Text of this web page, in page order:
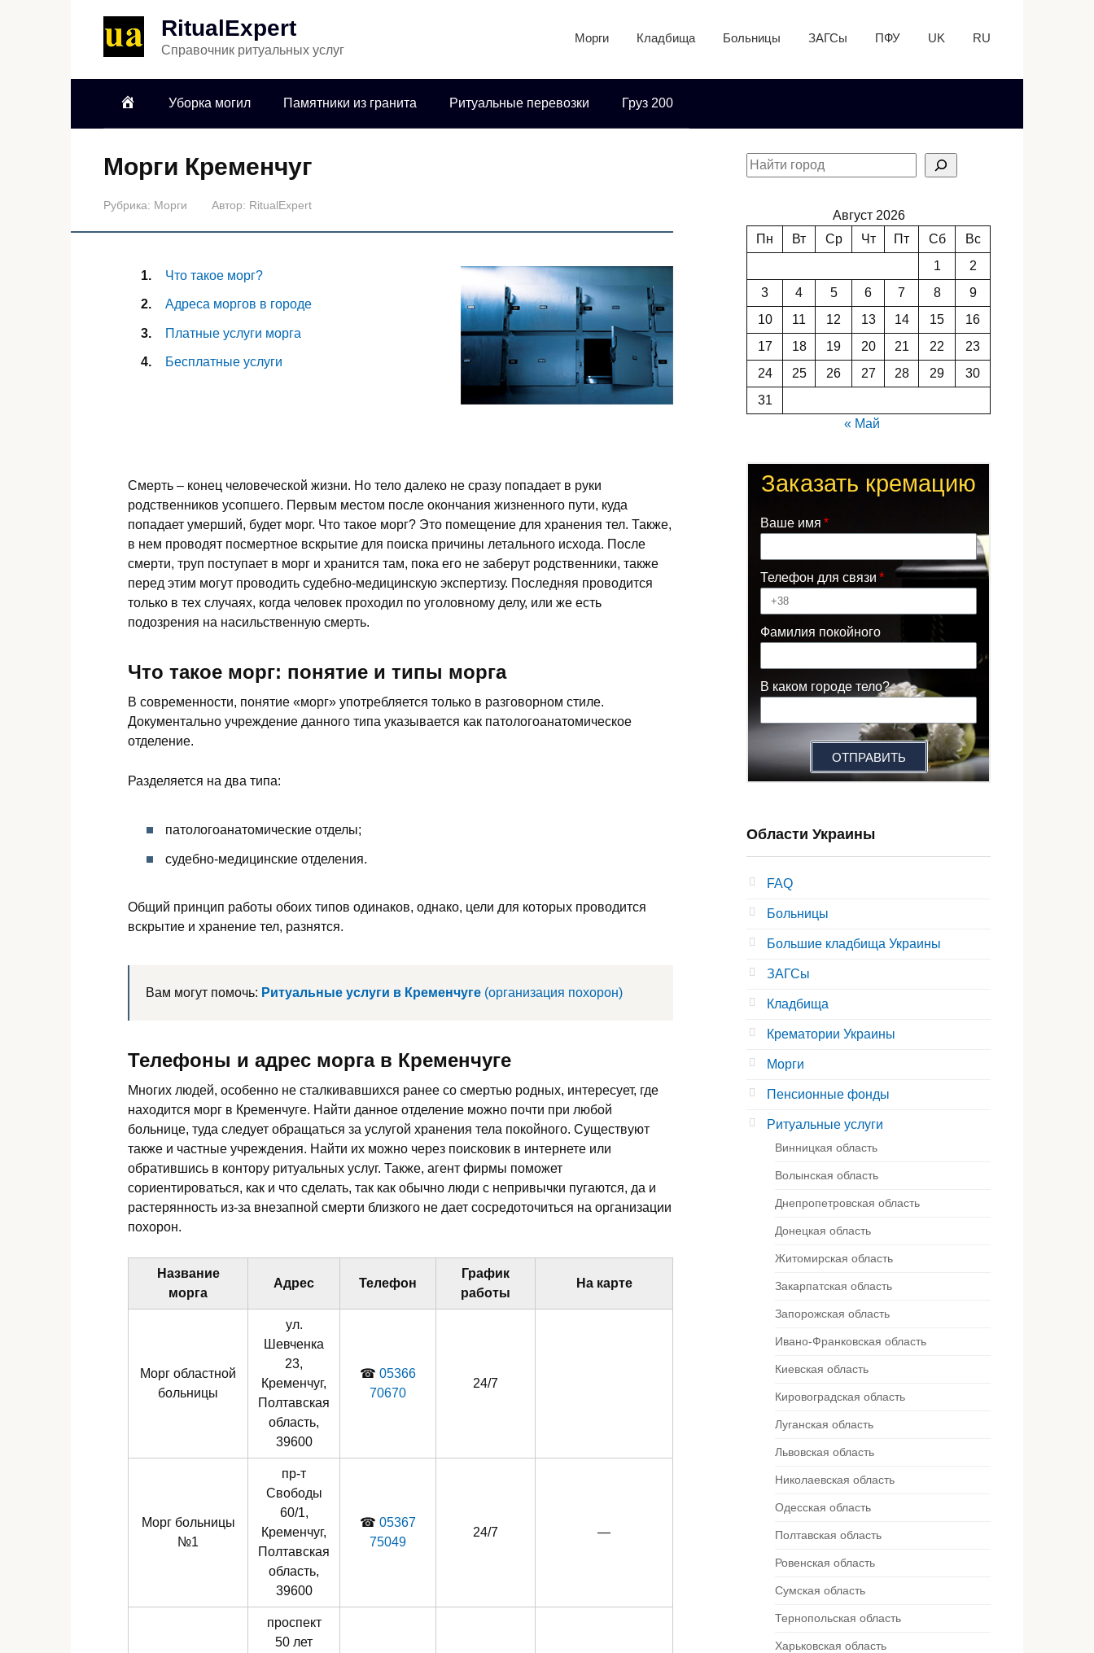
RitualExpert
Справочник ритуальных услуг
Морги Кладбища Больницы ЗАГСы ПФУ UK RU
Уборка могил Памятники из гранита Ритуальные перевозки Груз 200
Морги Кременчуг
Рубрика: Морги Автор: RitualExpert
Что такое морг?
Адреса моргов в городе
Платные услуги морга
Бесплатные услуги
Смерть – конец человеческой жизни. Но тело далеко не сразу попадает в руки
родственников усопшего. Первым местом после окончания жизненного пути, куда
попадает умерший, будет морг. Что такое морг? Это помещение для хранения тел. Также,
в нем проводят посмертное вскрытие для поиска причины летального исхода. После
смерти, труп поступает в морг и хранится там, пока его не заберут родственники, также
перед этим могут проводить судебно-медицинскую экспертизу. Последняя проводится
только в тех случаях, когда человек проходил по уголовному делу, или же есть
подозрения на насильственную смерть.
Что такое морг: понятие и типы морга
В современности, понятие «морг» употребляется только в разговорном стиле.
Документально учреждение данного типа указывается как патологоанатомическое
отделение.
Разделяется на два типа:
патологоанатомические отделы;
судебно-медицинские отделения.
Общий принцип работы обоих типов одинаков, однако, цели для которых проводится
вскрытие и хранение тел, разнятся.
Вам могут помочь: Ритуальные услуги в Кременчуге (организация похорон)
Телефоны и адрес морга в Кременчуге
Многих людей, особенно не сталкивавшихся ранее со смертью родных, интересует, где
находится морг в Кременчуге. Найти данное отделение можно почти при любой
больнице, туда следует обращаться за услугой хранения тела покойного. Существуют
также и частные учреждения. Найти их можно через поисковик в интернете или
обратившись в контору ритуальных услуг. Также, агент фирмы поможет
сориентироваться, как и что сделать, так как обычно люди с непривычки пугаются, да и
растерянность из-за внезапной смерти близкого не дает сосредоточиться на организации
похорон.
Название
морга
Адрес Телефон
График
работы
На карте
Морг областной
больницы
ул.
Шевченка
23,
Кременчуг,
Полтавская
область,
39600
☎ 05366
70670
24/7
Морг больницы
№1
пр-т
Свободы
60/1,
Кременчуг,
Полтавская
область,
39600
☎ 05367
75049
24/7 —
проспект
50 лет
Август 2026
Пн
Вт Ср Чт Пт Сб
Вс
1
2
3
4 5 6 7 8
9
10
11 12 13 14 15
16
17
18 19 20 21 22
23
24
25 26 27 28 29
30
31
« Май
Заказать кремацию
Ваше имя
Телефон для связи
Фамилия покойного
В каком городе тело?
ОТПРАВИТЬ
Области Украины
FAQ
Больницы
Большие кладбища Украины
ЗАГСы
Кладбища
Крематории Украины
Морги
Пенсионные фонды
Ритуальные услуги
Винницкая область
Волынская область
Днепропетровская область
Донецкая область
Житомирская область
Закарпатская область
Запорожская область
Ивано-Франковская область
Киевская область
Кировоградская область
Луганская область
Львовская область
Николаевская область
Одесская область
Полтавская область
Ровенская область
Сумская область
Тернопольская область
Харьковская область